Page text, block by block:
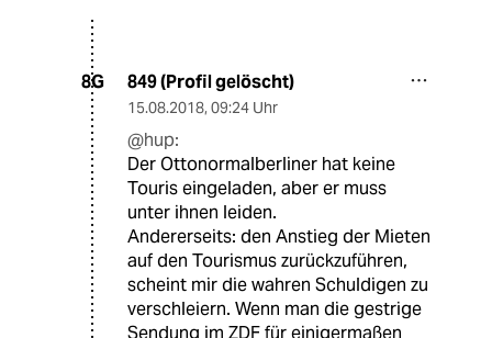
8G 849 (Profil gelöscht)
15.08.2018, 09:24 Uhr
@hup:
Der Ottonormalberliner hat keine
Touris eingeladen, aber er muss
unter ihnen leiden.
Andererseits: den Anstieg der Mieten
auf den Tourismus zurückzuführen,
scheint mir die wahren Schuldigen zu
verschleiern. Wenn man die gestrige
Sendung im ZDF für einigermaßen